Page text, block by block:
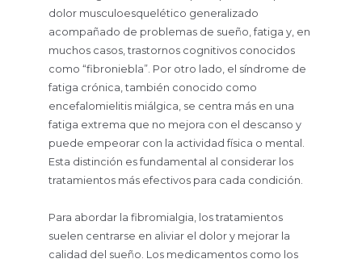
dolor musculoesquelético generalizado
acompañado de problemas de sueño, fatiga y, en
muchos casos, trastornos cognitivos conocidos
como “fibroniebla”. Por otro lado, el síndrome de
fatiga crónica, también conocido como
encefalomielitis miálgica, se centra más en una
fatiga extrema que no mejora con el descanso y
puede empeorar con la actividad física o mental.
Esta distinción es fundamental al considerar los
tratamientos más efectivos para cada condición.
Para abordar la fibromialgia, los tratamientos
suelen centrarse en aliviar el dolor y mejorar la
calidad del sueño. Los medicamentos como los